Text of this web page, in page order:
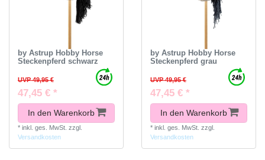
by Astrup Hobby Horse
Steckenpferd schwarz
UVP 49,95 €
47,45 € *
In den Warenkorb
* inkl. ges. MwSt. zzgl.
Versandkosten
by Astrup Hobby Horse
Steckenpferd grau
UVP 49,95 €
47,45 € *
In den Warenkorb
* inkl. ges. MwSt. zzgl.
Versandkosten